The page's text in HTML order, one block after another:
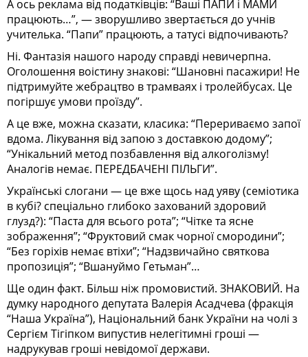
А ось реклама від податківців: “Ваші ПАПИ і МАМИ
працюють…”, — зворушливо звертається до учнів
учителька. “Папи” працюють, а татусі відпочивають?
Ні. Фантазія нашого народу справді невичерпна.
Оголошення воістину знакові: “Шановні пасажири! Не
підтримуйте жебрацтво в трамваях і тролейбусах. Це
погіршує умови проїзду”.
А це вже, можна сказати, класика: “Перериваємо запої
вдома. Лікування від запою з доставкою додому”;
“Унікальний метод позбавлення від алкоголізму!
Аналогів немає. ПЕРЕДБАЧЕНІ ПІЛЬГИ”.
Українські слогани — це вже щось над уяву (семіотика
в кубі? спеціально глибоко захований здоровий
глузд?): “Паста для всього рота”; “Чітке та ясне
зображення”; “Фруктовий смак чорної смородини”;
“Без горіхів немає втіхи”; “Надзвичайно святкова
пропозиція”; “Вшануймо Гетьман”…
Ще один факт. Більш ніж промовистий. ЗНАКОВИЙ. На
думку народного депутата Валерія Асадчева (фракція
“Наша Україна”), Національний банк України на чолі з
Сергієм Тігіпком випустив нелегітимні гроші —
надрукував гроші невідомої держави.